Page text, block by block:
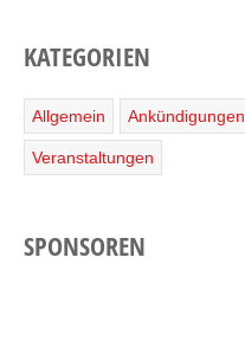
KATEGORIEN
Allgemein Ankündigungen
Veranstaltungen
SPONSOREN